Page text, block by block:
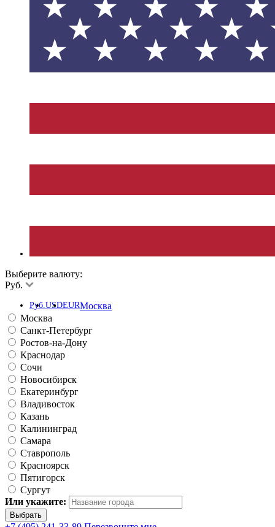
Выберите валюту:
Руб.
Руб.USDEURМосква
Москва
Санкт-Петербург
Ростов-на-Дону
Краснодар
Сочи
Новосибирск
Екатеринбург
Владивосток
Казань
Калининград
Самара
Ставрополь
Красноярск
Пятигорск
Сургут
Или укажите: